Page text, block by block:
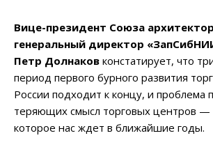
Вице-президент Союза
генеральный директор
Петр Долнаков констатирует, что
период первого бурного развития
России подходит к концу, и проблема
теряющих смысл торговых центров
которое нас ждет в ближайшие годы.